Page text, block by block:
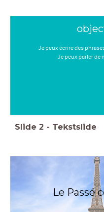
Je peux écrire des
Je peux parler de
Slide 2 - Tekstslide
Le Passé